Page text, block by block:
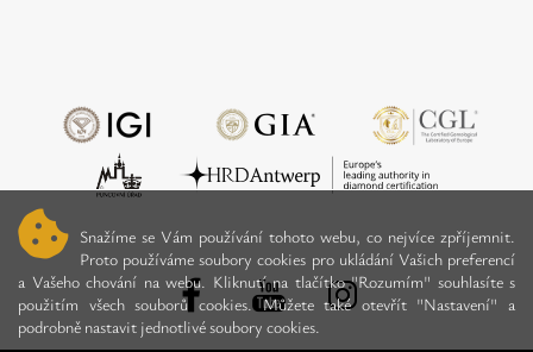
Snažíme se Vám používání tohoto webu, co nejvíce zpříjemnit.
Proto používáme soubory cookies pro ukládání Vašich preferencí
a Vašeho chování na webu. Kliknutí na tlačítko "Rozumím" souhlasíte s
použitím všech souborů cookies. Můžete také otevřít "Nastavení" a
podrobně nastavit jednotlivé soubory cookies.